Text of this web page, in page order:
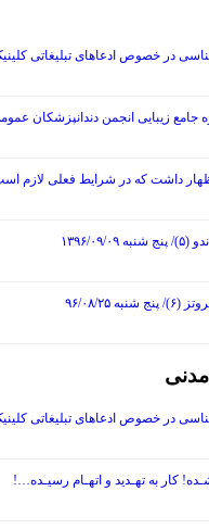
در خصوص ادعاهای تبلیغاتی
جامع زیبایی انجمن دندانپزشکان
داشت که در شرایط فعلی لازم
۰۹/۰۹
۹۶/۰۸/۲۵
در خصوص ادعاهای تبلیغاتی
کار به تهـدید و اتهـام رسیـده…!